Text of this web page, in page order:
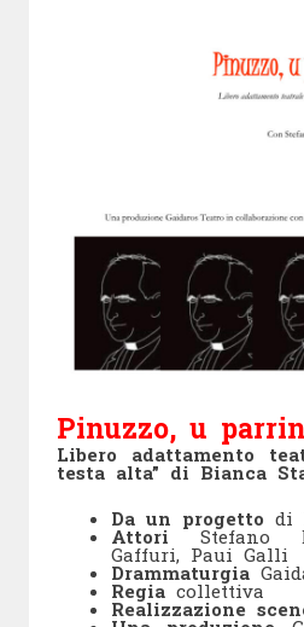
Pinuzzo, u
Libero adattamento
testa alta” di Bianca
Da un progetto di
Attori Stefano
Gaffuri, Paui Galli
Drammaturgia
Regiacollettiva
Realizzazione